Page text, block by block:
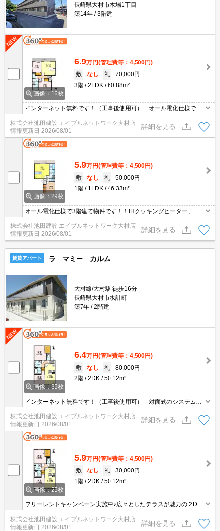
長崎県大村市木場1丁目
築14年
3階建
画像：16枚
6.9万円(管理費等：4,500円)
敷
なし 礼
70,000円
3階
2LDK 60.88m²
インターネット無料です！（工事後使用可） オール電化仕様で3
階建ての物件です！火を使わず安心！IHクッキングヒーター、お風
呂も一坪タイプです！！ALSOKホームセキュリティ付です！
株式会社池田建設 エイブルネットワーク大村店
情報更新日 2026/08/01
詳細を見る
画像：29枚
5.9万円(管理費等：4,500円)
敷
なし 礼
50,000円
1階
1LDK 46.33m²
オール電化仕様で3階建て物件です！！IHクッキングヒーター、お
株式会社池田建設 エイブルネットワーク大村店
情報更新日 2026/08/01
詳細を見る
賃貸アパート ラ マミー カルム
大村線/大村駅 徒歩16分
長崎県大村市水計町
築7年
2階建
画像：35枚
6.4万円(管理費等：4,500円)
敷
なし 礼
80,000円
2階
2DK 50.12m²
インターネット無料です！（工事後使用可） 対面式のシステムキ
ッチン（３口ガスコンロ）です！玄関鍵はICカードキータイプです♪
ALSOKホームセキュリティ付で防犯面も配慮◎お一人暮らしにもお
二人暮らしにもおすすめ！！新生活にいかがでしょうか？駐車場２
台契約可能です
株式会社池田建設 エイブルネットワーク大村店
情報更新日 2026/08/01
詳細を見る
画像：25枚
5.9万円(管理費等：4,500円)
敷
なし 礼
30,000円
1階
2DK 50.12m²
フリーレントキャンペーン実施中♪広々としたテラスが魅力の２DK
のお部屋です♪憧れの対面式キッチン☆駐車場も二台可能なので共働
きのご家庭にもオススメです(*^-^*)
株式会社池田建設 エイブルネットワーク大村店
情報更新日 2026/08/01
詳細を見る